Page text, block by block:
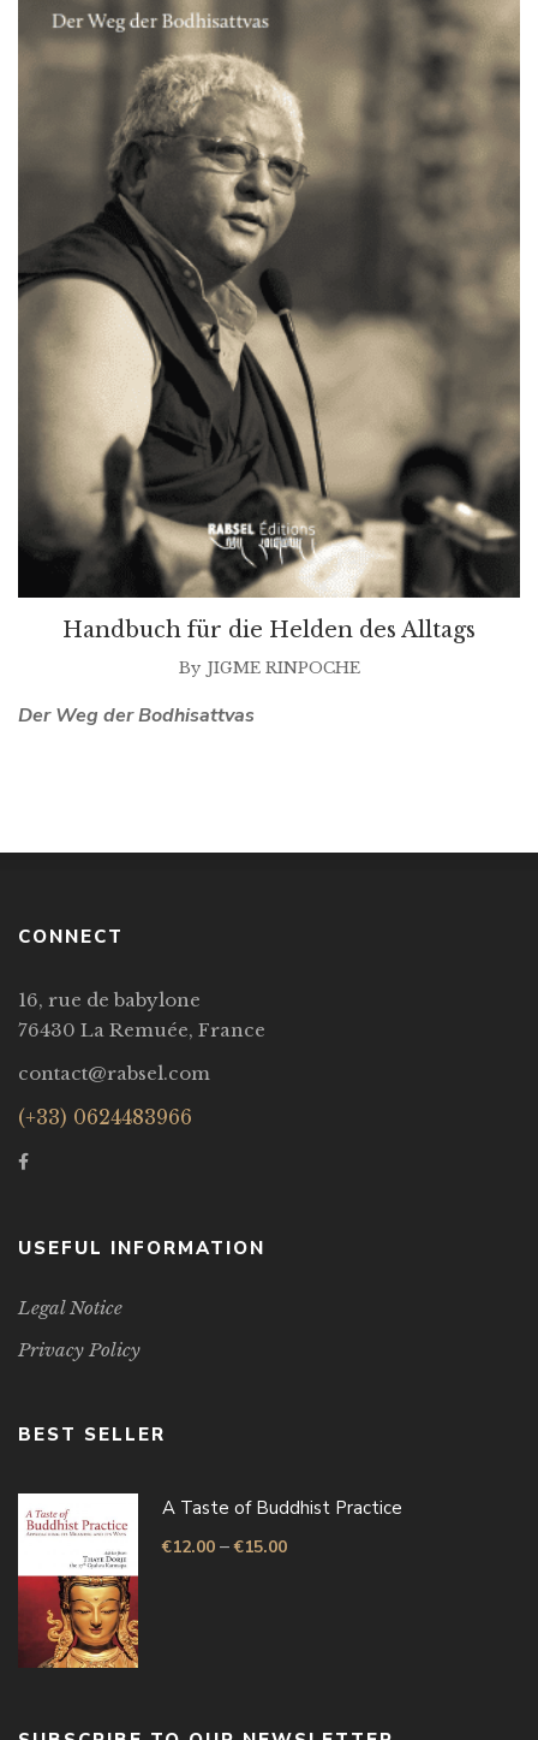
Handbuch für die Helden des Alltags
By JIGME RINPOCHE
Der Weg der Bodhisattvas
CONNECT
16, rue de babylone
76430 La Remuée, France
contact@rabsel.com
(+33) 0624483966
USEFUL INFORMATION
Legal Notice
Privacy Policy
BEST SELLER
A Taste of Buddhist Practice
€12.00 –€15.00